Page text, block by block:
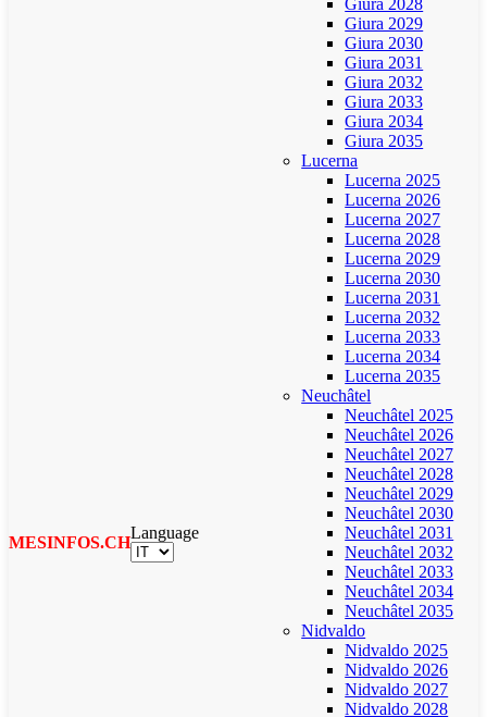
MESINFOS.CH
Language
Giura 2028
Giura 2029
Giura 2030
Giura 2031
Giura 2032
Giura 2033
Giura 2034
Giura 2035
Lucerna
Lucerna 2025
Lucerna 2026
Lucerna 2027
Lucerna 2028
Lucerna 2029
Lucerna 2030
Lucerna 2031
Lucerna 2032
Lucerna 2033
Lucerna 2034
Lucerna 2035
Neuchâtel
Neuchâtel 2025
Neuchâtel 2026
Neuchâtel 2027
Neuchâtel 2028
Neuchâtel 2029
Neuchâtel 2030
Neuchâtel 2031
Neuchâtel 2032
Neuchâtel 2033
Neuchâtel 2034
Neuchâtel 2035
Nidvaldo
Nidvaldo 2025
Nidvaldo 2026
Nidvaldo 2027
Nidvaldo 2028